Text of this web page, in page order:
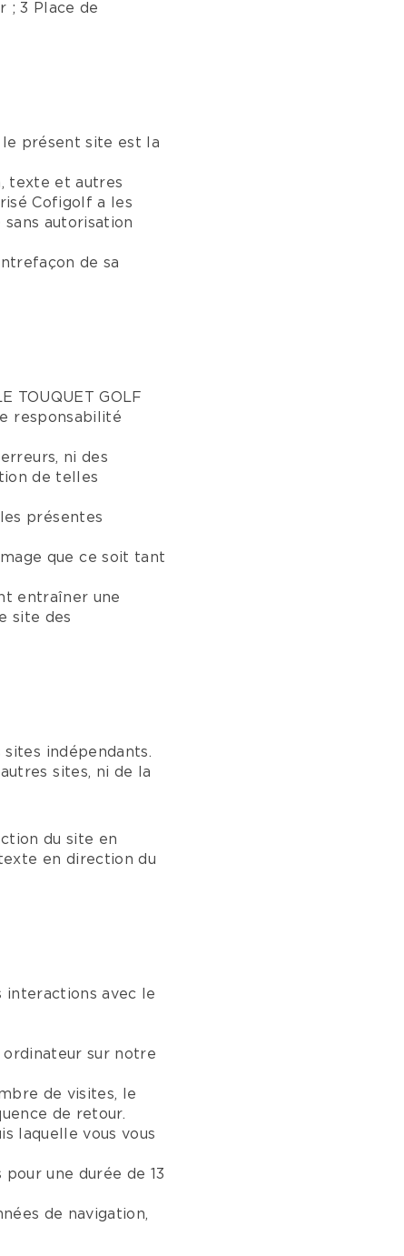
; 3 Place de
le présent site est la
texte et autres
Cofigolf a les
autorisation
de sa
TOUQUET GOLF
responsabilité
ni des
de telles
présentes
que ce soit tant
entraîner une
site des
sites indépendants.
sites, ni de la
du site en
en direction du
interactions avec le
ordinateur sur notre
de visites, le
de retour.
laquelle vous vous
une durée de 13
de navigation,